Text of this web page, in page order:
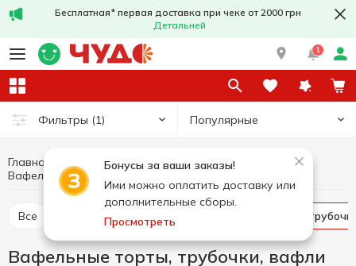
Бесплатная* первая доставка при чеке от 2000 грн
Детальней
1
Фильтры (1) Популярные
Бонусы за ваши заказы!
Ими можно оплатить доставку или
дополнительные сборы.
Просмотреть
Главная Сладости
Вафельные торты, трубочки, вафли
Все Вафельные торты,
Вафельные торты, трубочки, вафли